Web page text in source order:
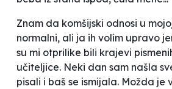
Znam da komšijski odnosi u
normalni, ali ja ih volim upravo
su mi otprilike bili krajevi
učiteljice. Neki dan sam našla
pisali i baš se ismijala. Možda je